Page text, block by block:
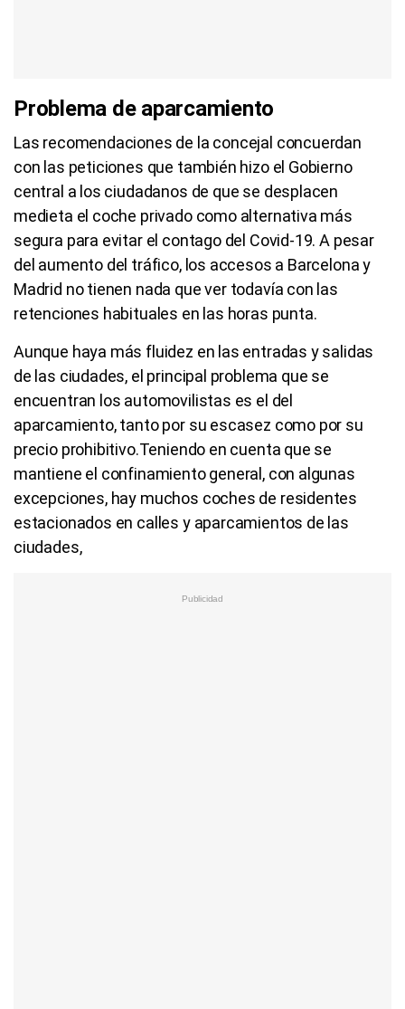
Problema de aparcamiento
Las recomendaciones de la concejal concuerdan
con las peticiones que también hizo el Gobierno
central a los ciudadanos de que se desplacen
medieta el coche privado como alternativa más
segura para evitar el contago del Covid-19. A pesar
del aumento del tráfico, los accesos a Barcelona y
Madrid no tienen nada que ver todavía con las
retenciones habituales en las horas punta.
Aunque haya más fluidez en las entradas y salidas
de las ciudades, el principal problema que se
encuentran los automovilistas es el del
aparcamiento, tanto por su escasez como por su
precio prohibitivo.Teniendo en cuenta que se
mantiene el confinamiento general, con algunas
excepciones, hay muchos coches de residentes
estacionados en calles y aparcamientos de las
ciudades,